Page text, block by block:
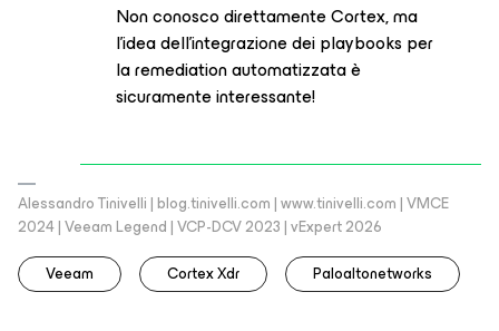
Non conosco direttamente Cortex, ma
l’idea dell’integrazione dei playbooks per
la remediation automatizzata è
sicuramente interessante!
Alessandro Tinivelli | blog.tinivelli.com | www.tinivelli.com | VMCE
2024 | Veeam Legend | VCP-DCV 2023 | vExpert 2026
Veeam
Cortex Xdr Paloaltonetworks